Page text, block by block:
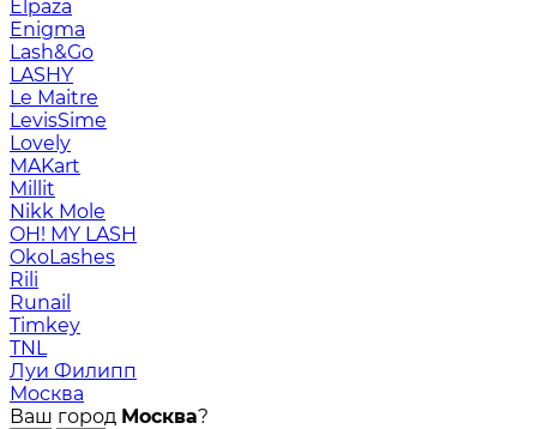
Elpaza
Enigma
Lash&Go
LASHY
Le Maitre
LevisSime
Lovely
MAKart
Millit
Nikk Mole
OH! MY LASH
OkoLashes
Rili
Runail
Timkey
TNL
Луи Филипп
Москва
Ваш город Москва?